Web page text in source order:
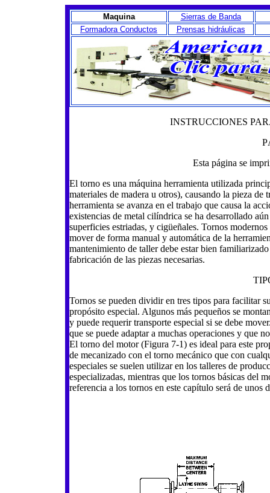
Maquina
Sierras de Banda
Formadora Conductos
Prensas hidráulicas
INSTRUCCIONES
Esta página se
El torno es una máquina herramienta utilizada
materiales de madera u otros), causando la pieza
herramienta se avanza en el trabajo que causa la
existencias de metal cilíndrica se ha desarrollado
superficies estriadas, y cigüeñales. Tornos
mover de forma manual y automática de la
mantenimiento de taller debe estar bien
fabricación de las piezas necesarias.
Tornos se pueden dividir en tres tipos para facilitar
propósito especial. Algunos más pequeños se
y puede requerir transporte especial si se debe
que se puede adaptar a muchas operaciones y que
El torno del motor (Figura 7-1) es ideal para este
de mecanizado con el torno mecánico que con
especiales se suelen utilizar en los talleres de
especializadas, mientras que los tornos básicas del
referencia a los tornos en este capítulo será de unos